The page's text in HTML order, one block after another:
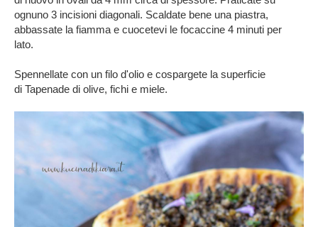
ognuno 3 incisioni diagonali. Scaldate bene una piastra,
abbassate la fiamma e cuocetevi le focaccine 4 minuti per
lato.
Spennellate con un filo d'olio e cospargete la superficie
di Tapenade di olive, fichi e miele.